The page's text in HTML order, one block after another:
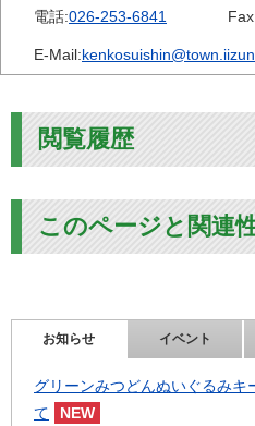
電話:026-253-6841
E-Mail:
閲覧履歴
このページと関連
お知らせ イベント
グリーンみつどんぬいぐるみ
て